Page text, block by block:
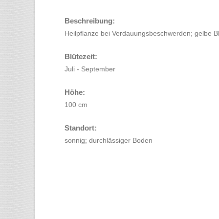
Beschreibung:
Heilpflanze bei Verdauungsbeschwerden; gelbe
Blütezeit:
Juli - September
Höhe:
100 cm
Standort:
sonnig; durchlässiger Boden